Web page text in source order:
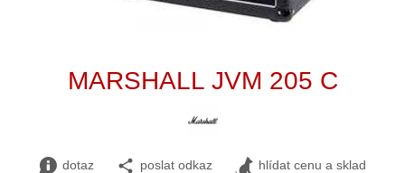
MARSHALL JVM 205 C
dotaz poslat odkaz hlídat cenu a sklad